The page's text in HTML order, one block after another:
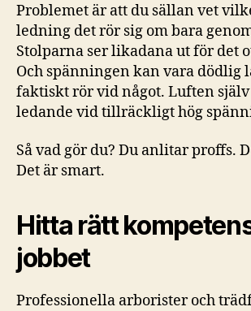
Problemet är att du sällan vet
ledning det rör sig om bara
Stolparna ser likadana ut för det
Och spänningen kan vara dödlig
faktiskt rör vid något. Luften
ledande vid tillräckligt hög
Så vad gör du? Du anlitar proffs.
Det är smart.
Hitta rätt
jobbet
Professionella arborister och